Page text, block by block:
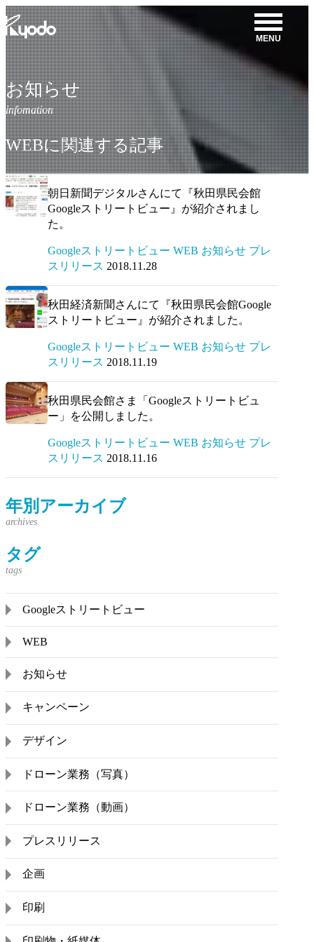
コ
ン
テ
ン
ツ
を
表
示
MENU
お知らせ
WEBに関連する記事
朝日新聞デジタルさんにて『秋田県民会館
Googleストリートビュー』が紹介されまし
た。
Googleストリートビュー WEB お知らせ プレ
スリリース 2018.11.28
秋田経済新聞さんにて『秋田県民会館Google
ストリートビュー』が紹介されました。
Googleストリートビュー WEB お知らせ プレ
スリリース 2018.11.19
秋田県民会館さま「Googleストリートビュ
ー」を公開しました。
Googleストリートビュー WEB お知らせ プレ
スリリース 2018.11.16
年別アーカイブ
タグ
Googleストリートビュー
WEB
お知らせ
キャンペーン
デザイン
ドローン業務（写真）
ドローン業務（動画）
プレスリリース
企画
印刷